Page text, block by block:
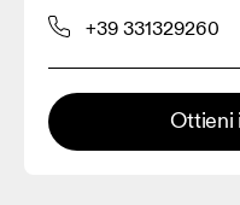
+39 331329260
Ottieni